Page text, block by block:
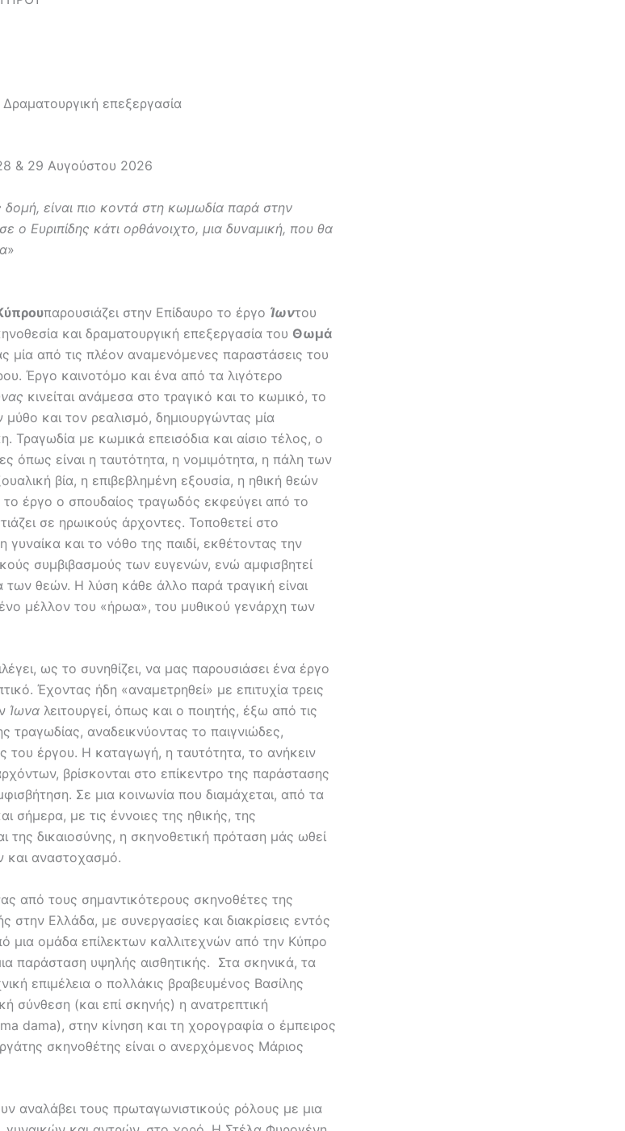
επεξεργασία
& 29 Αυγούστου 2026
είναι πιο κοντά στη κωμωδία παρά στην
ο Ευριπίδης κάτι ορθάνοιχτο, μια δυναμική, που θα
»
παρουσιάζει στην Επίδαυρο το έργο Ίωντου
και δραματουργική επεξεργασία του Θωμά
μία από τις πλέον αναμενόμενες παραστάσεις του
Έργο καινοτόμο και ένα από τα λιγότερο
κινείται ανάμεσα στο τραγικό και το κωμικό, το
μύθο και τον ρεαλισμό, δημιουργώντας μία
Τραγωδία με κωμικά επεισόδια και αίσιο τέλος, ο
όπως είναι η ταυτότητα, η νομιμότητα, η πάλη των
βία, η επιβεβλημένη εξουσία, η ηθική θεών
έργο ο σπουδαίος τραγωδός εκφεύγει από το
σε ηρωικούς άρχοντες. Τοποθετεί στο
γυναίκα και το νόθο της παιδί, εκθέτοντας την
συμβιβασμούς των ευγενών, ενώ αμφισβητεί
των θεών. Η λύση κάθε άλλο παρά τραγική είναι
μέλλον του «ήρωα», του μυθικού γενάρχη των
ως το συνηθίζει, να μας παρουσιάσει ένα έργο
Έχοντας ήδη «αναμετρηθεί» με επιτυχία τρεις
Ίωνα λειτουργεί, όπως και ο ποιητής, έξω από τις
τραγωδίας, αναδεικνύοντας το παιγνιώδες,
του έργου. Η καταγωγή, η ταυτότητα, το ανήκειν
βρίσκονται στο επίκεντρο της παράστασης
Σε μια κοινωνία που διαμάχεται, από τα
σήμερα, με τις έννοιες της ηθικής, της
της δικαιοσύνης, η σκηνοθετική πρόταση μάς ωθεί
και αναστοχασμό.
από τους σημαντικότερους σκηνοθέτες της
στην Ελλάδα, με συνεργασίες και διακρίσεις εντός
μια ομάδα επίλεκτων καλλιτεχνών από την Κύπρο
παράσταση υψηλής αισθητικής. Στα σκηνικά, τα
επιμέλεια ο πολλάκις βραβευμένος Βασίλης
σύνθεση (και επί σκηνής) η ανατρεπτική
dama), στην κίνηση και τη χορογραφία ο έμπειρος
σκηνοθέτης είναι ο ανερχόμενος Μάριος
αναλάβει τους πρωταγωνιστικούς ρόλους με μια